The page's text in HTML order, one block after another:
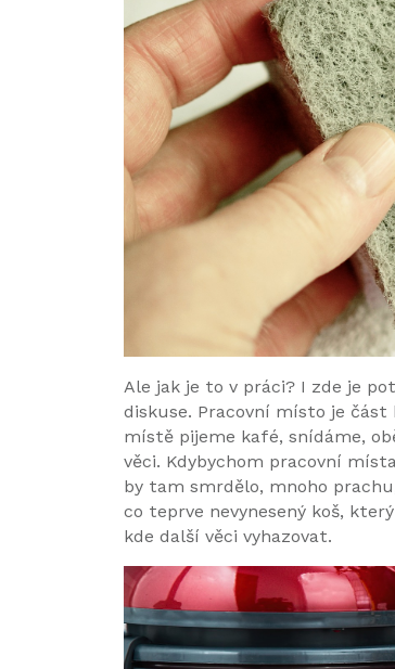
Ale jak je to v práci? I zde je
diskuse. Pracovní místo je
místě pijeme kafé, snídáme,
věci. Kdybychom pracovní
by tam smrdělo, mnoho
co teprve nevynesený koš,
kde další věci vyhazovat.